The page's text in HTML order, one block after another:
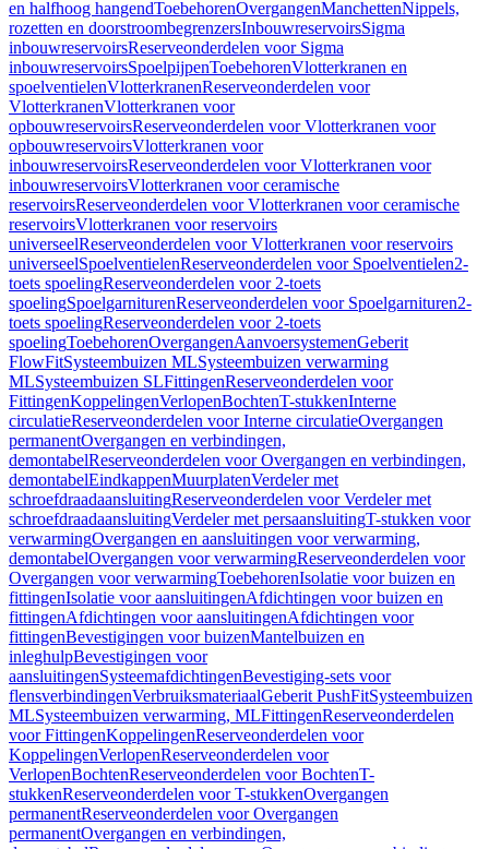
en halfhoog hangendToebehorenOvergangenManchettenNippels,
rozetten en doorstroombegrenzersInbouwreservoirsSigma
inbouwreservoirsReserveonderdelen voor Sigma
inbouwreservoirsSpoelpijpenToebehorenVlotterkranen en
spoelventielenVlotterkranenReserveonderdelen voor
VlotterkranenVlotterkranen voor
opbouwreservoirsReserveonderdelen voor Vlotterkranen voor
opbouwreservoirsVlotterkranen voor
inbouwreservoirsReserveonderdelen voor Vlotterkranen voor
inbouwreservoirsVlotterkranen voor ceramische
reservoirsReserveonderdelen voor Vlotterkranen voor ceramische
reservoirsVlotterkranen voor reservoirs
universeelReserveonderdelen voor Vlotterkranen voor reservoirs
universeelSpoelventielenReserveonderdelen voor Spoelventielen2-
toets spoelingReserveonderdelen voor 2-toets
spoelingSpoelgarniturenReserveonderdelen voor Spoelgarnituren2-
toets spoelingReserveonderdelen voor 2-toets
spoelingToebehorenOvergangenAanvoersystemenGeberit
FlowFitSysteembuizen MLSysteembuizen verwarming
MLSysteembuizen SLFittingenReserveonderdelen voor
FittingenKoppelingenVerlopenBochtenT-stukkenInterne
circulatieReserveonderdelen voor Interne circulatieOvergangen
permanentOvergangen en verbindingen,
demontabelReserveonderdelen voor Overgangen en verbindingen,
demontabelEindkappenMuurplatenVerdeler met
schroefdraadaansluitingReserveonderdelen voor Verdeler met
schroefdraadaansluitingVerdeler met persaansluitingT-stukken voor
verwarmingOvergangen en aansluitingen voor verwarming,
demontabelOvergangen voor verwarmingReserveonderdelen voor
Overgangen voor verwarmingToebehorenIsolatie voor buizen en
fittingenIsolatie voor aansluitingenAfdichtingen voor buizen en
fittingenAfdichtingen voor aansluitingenAfdichtingen voor
fittingenBevestigingen voor buizenMantelbuizen en
inleghulpBevestigingen voor
aansluitingenSysteemafdichtingenBevestiging-sets voor
flensverbindingenVerbruiksmateriaalGeberit PushFitSysteembuizen
MLSysteembuizen verwarming, MLFittingenReserveonderdelen
voor FittingenKoppelingenReserveonderdelen voor
KoppelingenVerlopenReserveonderdelen voor
VerlopenBochtenReserveonderdelen voor BochtenT-
stukkenReserveonderdelen voor T-stukkenOvergangen
permanentReserveonderdelen voor Overgangen
permanentOvergangen en verbindingen,